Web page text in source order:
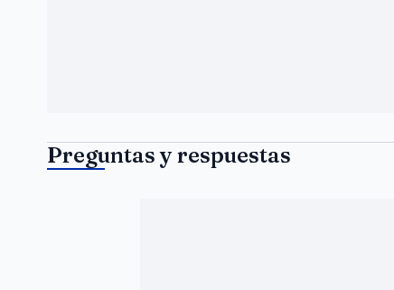
Preguntas y respuestas